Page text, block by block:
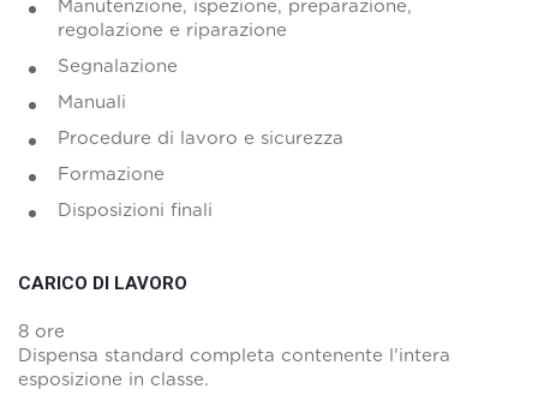
Manutenzione, ispezione, preparazione,
regolazione e riparazione
Segnalazione
Manuali
Procedure di lavoro e sicurezza
Formazione
Disposizioni finali
CARICO DI LAVORO
8 ore
Dispensa standard completa contenente l'intera
esposizione in classe.